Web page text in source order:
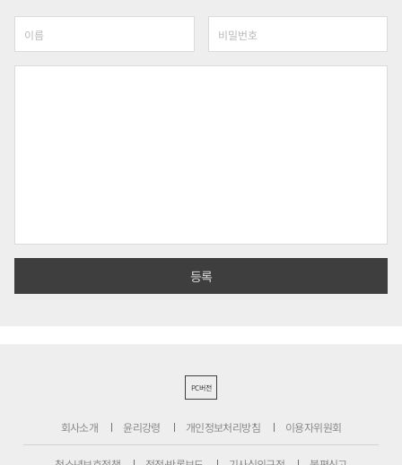
PC버전
회사소개 윤리강령 개인정보처리방침 이용자위원회